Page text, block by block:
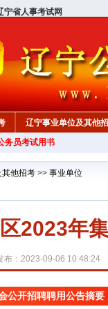
宁省人事考试网
辽宁事业单位及其他
务员考试用书
其他招考 >> 事业单位
2023年
布：2023-09-06 10:48:24
公开招聘聘用公告摘要